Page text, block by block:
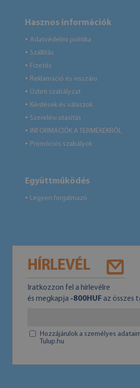
Hasznos információk
● Adatvédelmi politika
● Szállítás
● Fizetés
● Reklamáció és visszáru
● Üzleti szabályzat
● Kérdések és válaszok
● Szerelési utasítás
● INFORMÁCIÓK A TERMÉKEKRŐL
● Promóciós szabályok
Együttműködés
● Legyen forgalmazó
HÍRLEVÉL
Iratkozzon fel a hírlevélre
és megkapja -800HUFaz összes
Hozzájárulok a személyes
Tulup.hu